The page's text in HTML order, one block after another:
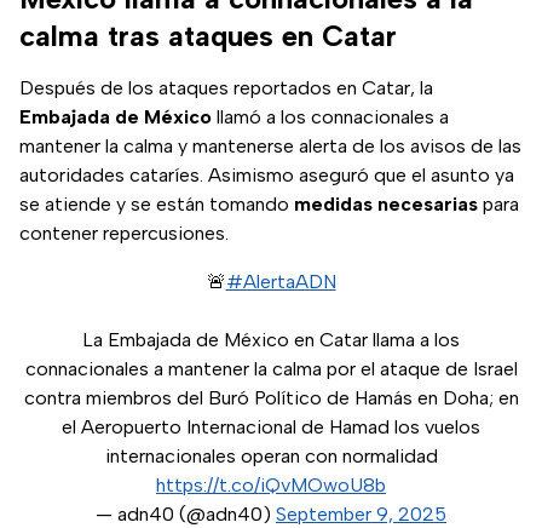
calma tras ataques en Catar
Después de los ataques reportados en Catar, la
Embajada de México llamó a los connacionales a
mantener la calma y mantenerse alerta de los avisos de las
autoridades cataríes. Asimismo aseguró que el asunto ya
se atiende y se están tomando medidas necesarias para
contener repercusiones.
🚨#AlertaADN
La Embajada de México en Catar llama a los
connacionales a mantener la calma por el ataque de Israel
contra miembros del Buró Político de Hamás en Doha; en
el Aeropuerto Internacional de Hamad los vuelos
internacionales operan con normalidad
https://t.co/iQvMOwoU8b
— adn40 (@adn40) September 9, 2025